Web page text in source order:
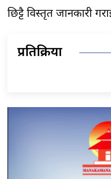
छिट्टै विस्तृत जानकारी
प्रतिक्रिया